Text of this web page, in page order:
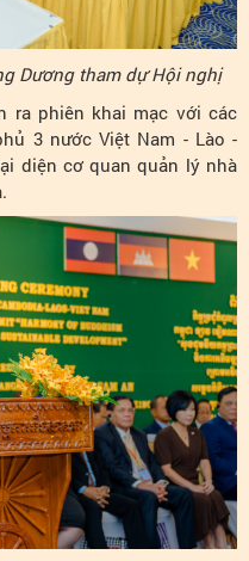
Dương tham dự Hội nghị
ra phiên khai mạc với các
3 nước Việt Nam - Lào -
diện cơ quan quản lý nhà